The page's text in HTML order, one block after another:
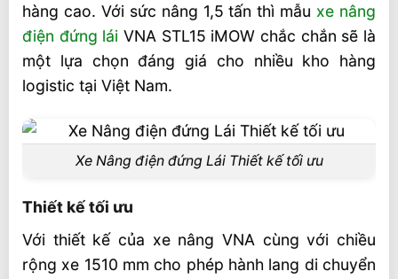
Giá Xe Nâng Điện Đứng Lái VNA 1,5 Tấn
iMOW
Thông Tin Tham Khảo Xe Nâng Điện
Đứng Lái VNA 1,5 Tấn
hàng cao. Với sức nâng 1,5 tấn thì mẫu xe nâng
điện đứng lái VNA STL15 iMOW chắc chắn sẽ là
một lựa chọn đáng giá cho nhiều kho hàng
logistic tại Việt Nam.
Xe Nâng điện đứng Lái Thiết kế tối ưu
Thiết kế tối ưu
Với thiết kế của xe nâng VNA cùng với chiều
rộng xe 1510 mm cho phép hành lang di chuyển